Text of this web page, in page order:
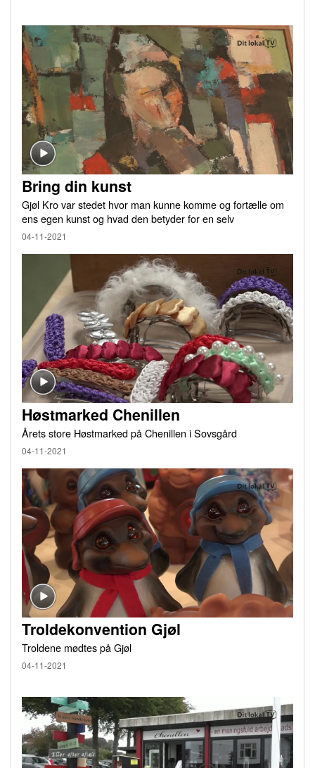
Bring din kunst
Gjøl Kro var stedet hvor man kunne komme og fortælle om
ens egen kunst og hvad den betyder for en selv
04-11-2021
Høstmarked Chenillen
Årets store Høstmarked på Chenillen i Sovsgård
04-11-2021
Troldekonvention Gjøl
Troldene mødtes på Gjøl
04-11-2021